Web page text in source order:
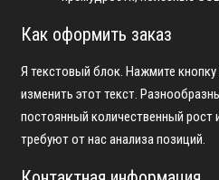
Как оформить заказ
Я текстовый блок. Нажмите
изменить этот текст.
постоянный количественный рост
требуют от нас анализа позиций.